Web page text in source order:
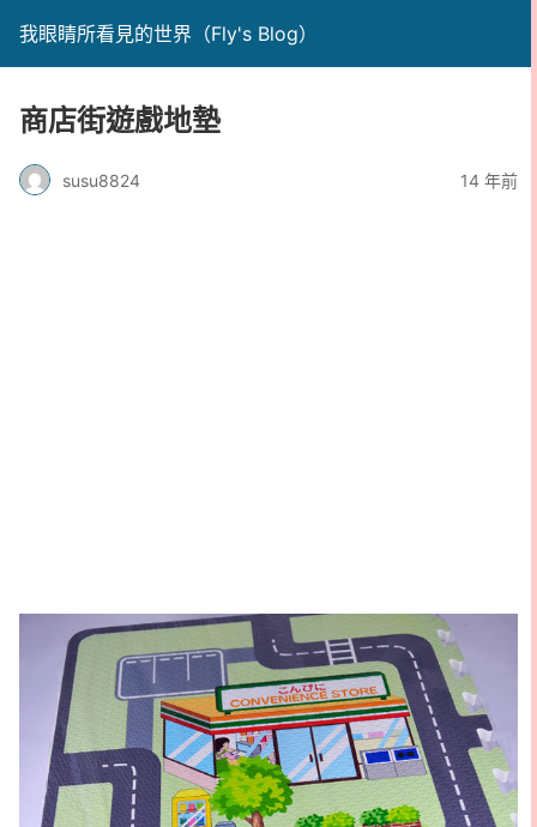
我眼睛所看見的世界（Fly's Blog）
商店街遊戲地墊
susu8824 14 年前